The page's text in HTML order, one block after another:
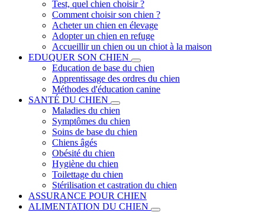
Test, quel chien choisir ?
Comment choisir son chien ?
Acheter un chien en élevage
Adopter un chien en refuge
Accueillir un chien ou un chiot à la maison
EDUQUER SON CHIEN
Education de base du chien
Apprentissage des ordres du chien
Méthodes d'éducation canine
SANTÉ DU CHIEN
Maladies du chien
Symptômes du chien
Soins de base du chien
Chiens âgés
Obésité du chien
Hygiène du chien
Toilettage du chien
Stérilisation et castration du chien
ASSURANCE POUR CHIEN
ALIMENTATION DU CHIEN